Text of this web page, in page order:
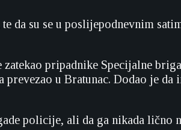
da su se u poslijepodnevnim
pripadnike Specijalne
u Bratunac. Dodao je da
policije, ali da ga nikada lično